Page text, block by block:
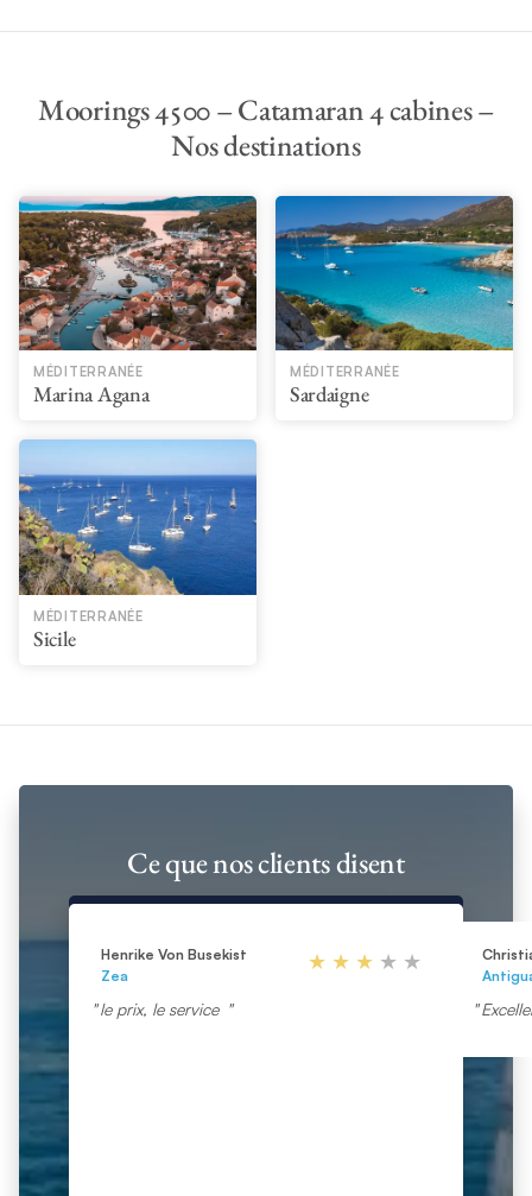
Moorings 4500 – Catamaran 4 cabines –
Nos destinations
MÉDITERRANÉE
Marina Agana
MÉDITERRANÉE
Sardaigne
MÉDITERRANÉE
Sicile
Ce que nos clients disent
Henrike Von Busekist
Zea
le prix, le service